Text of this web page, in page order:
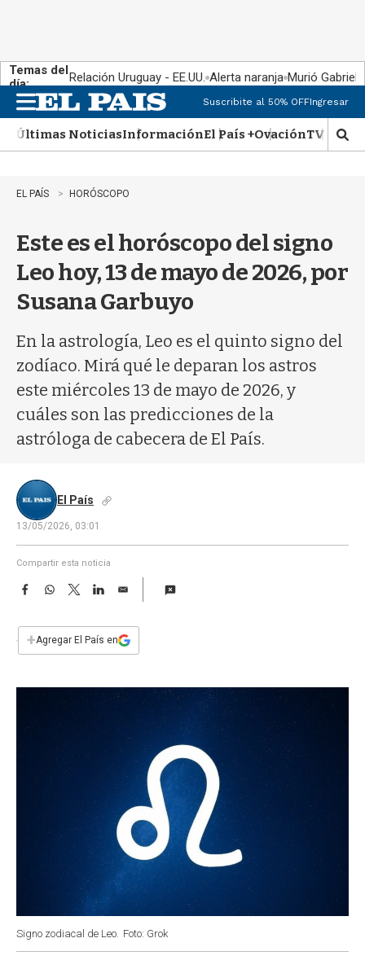
Temas del
día:
Relación Uruguay - EE.UU. Alerta naranja Murió Gabriel
n
u
Suscribite al 50% OFFIngresar
Últimas NoticiasInformaciónEl País +OvaciónTV Show
M
o
�
d
EL PAÍS HORÓSCOPO
Este es el horóscopo del signo
Leo hoy, 13 de mayo de 2026, por
Susana Garbuyo
En la astrología, Leo es el quinto signo del
zodíaco. Mirá qué le deparan los astros
este miércoles 13 de mayo de 2026, y
cuáles son las predicciones de la
astróloga de cabecera de El País.
El País
13/05/2026, 03:01
Compartir esta noticia
F
e
b
W
s
T
w
t
L
E
i
l
+Agregar El País en
Signo zodiacal de Leo. Foto: Grok